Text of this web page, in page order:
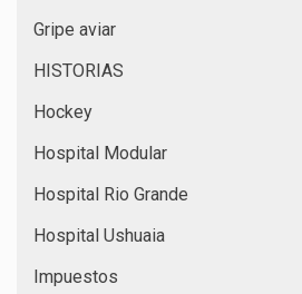
Gripe aviar
HISTORIAS
Hockey
Hospital Modular
Hospital Rio Grande
Hospital Ushuaia
Impuestos